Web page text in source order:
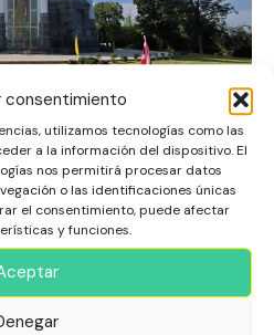
consentimiento
utilizamos tecnologías como las
a la información del dispositivo. El
nos permitirá procesar datos
o las identificaciones únicas
el consentimiento, puede afectar
y funciones.
Secreto: «El
Buddha
Encontrar Paz
,Patrimonio Histórico,